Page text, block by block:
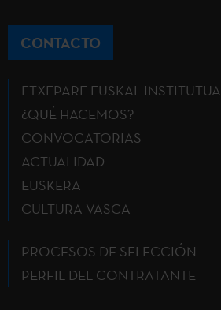
CONTACTO
ETXEPARE EUSKAL INSTITUTUA
¿QUÉ HACEMOS?
CONVOCATORIAS
ACTUALIDAD
EUSKERA
CULTURA VASCA
PROCESOS DE SELECCIÓN
PERFIL DEL CONTRATANTE